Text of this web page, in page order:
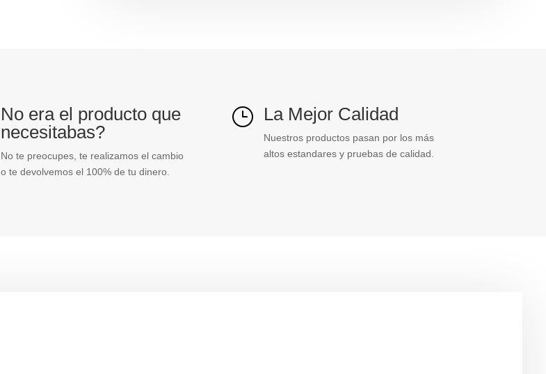
No era el producto que
necesitabas?
No te preocupes, te realizamos el cambio
o te devolvemos el 100% de tu dinero.
} La Mejor Calidad
Nuestros productos pasan por los más
altos estandares y pruebas de calidad.